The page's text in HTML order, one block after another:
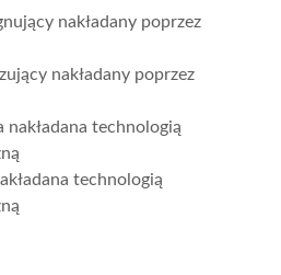
nakładany poprzez
nakładany poprzez
nakładana technologią
technologią